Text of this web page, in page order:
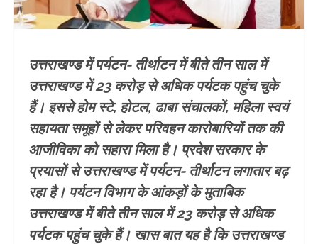
उत्तराखण्ड में पर्यटन- तीर्थाटन में बीते तीन साल में
उत्तराखण्ड में 23 करोड़ से अधिक पर्यटक पहुंच चुके
हैं। इससे होम स्टे, होटल, ढाबा संचालकों, महिला स्वयं
सहायता समूहों से लेकर परिवहन कारोबारियों तक की
आजीविका को सहारा मिला है। प्रदेश सरकार के
प्रयासों से उत्तराखण्ड में पर्यटन- तीर्थाटन लगातार बढ़
रहा है। पर्यटन विभाग के आंकड़ों के मुताबिक
उत्तराखण्ड में बीते तीन साल में 23 करोड़ से अधिक
पर्यटक पहुंच चुके हैं। खास बात यह है कि उत्तराखण्ड